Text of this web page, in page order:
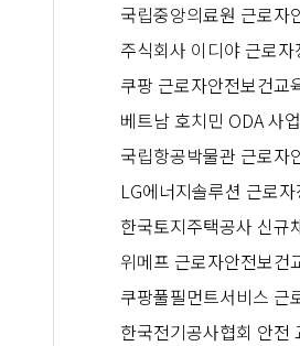
국립중앙의료원 근로자
주식회사 이디야 근로
쿠팡 근로자안전보건교
베트남 호치민 ODA 사
국립항공박물관 근로자
LG에너지솔루션 근로
한국토지주택공사 신규
위메프 근로자안전보건
쿠팡풀필먼트서비스 근
한국전기공사협회 안전